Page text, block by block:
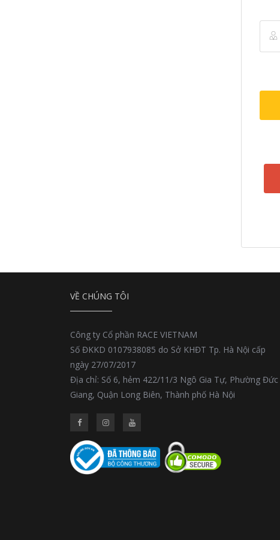
VỀ CHÚNG TÔI
Công ty Cổ phần RACE VIETNAM
Số ĐKKD 0107938085 do Sở KHĐT Tp. Hà Nội cấp
ngày 27/07/2017
Địa chỉ: Số 6, hẻm 422/11/3 Ngô Gia Tự, Phường Đức
Giang, Quận Long Biên, Thành phố Hà Nội